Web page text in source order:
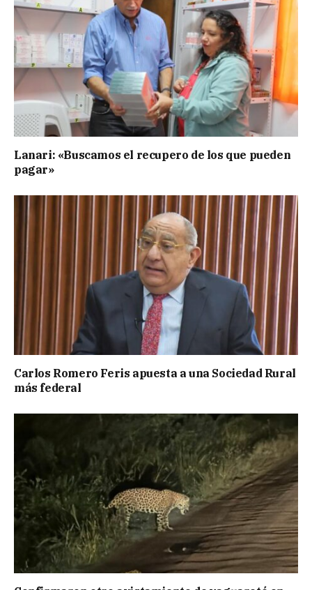
Lanari: «Buscamos el recupero de los que pueden
pagar»
Carlos Romero Feris apuesta a una Sociedad Rural
más federal